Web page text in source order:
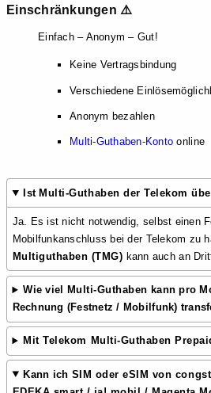
Einschränkungen ⚠️
Einfach – Anonym – Gut!
Keine Vertragsbindung
Verschiedene
Anonym bezahlen
Multi-Guthaben-Konto online
Ist Multi-Guthaben der Telekom
Ja. Es ist nicht notwendig, selbst einen
Mobilfunkanschluss bei der Telekom zu
Multiguthaben (TMG) kann auch an
Wie viel Multi-Guthaben kann pro
Rechnung (Festnetz / Mobilfunk)
Mit Telekom Multi-Guthaben
Kann ich SIM oder eSIM von